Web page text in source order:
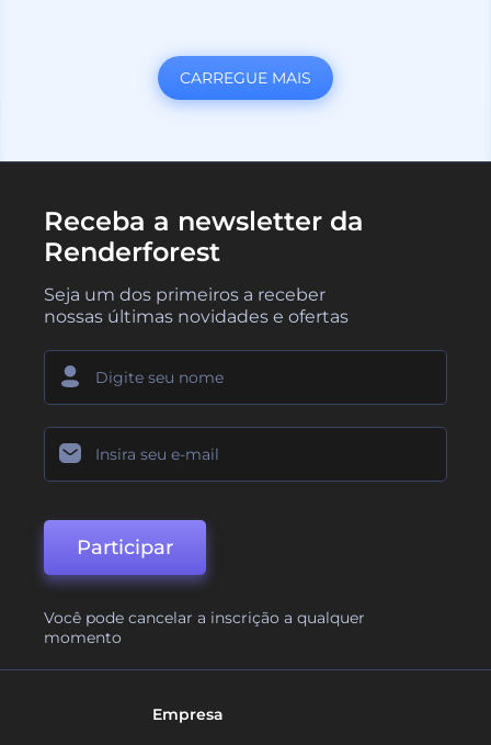
CARREGUE MAIS
Receba a newsletter da
Renderforest
Seja um dos primeiros a receber
nossas últimas novidades e ofertas
Participar
Você pode cancelar a inscrição a qualquer
momento
Empresa